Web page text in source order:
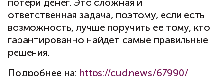
потери денег. Это сложная и
ответственная задача, поэтому, если есть
возможность, лучше поручить ее тому, кто
гарантированно найдет самые правильные
решения.
Подробнее на: https://cud.news/67990/